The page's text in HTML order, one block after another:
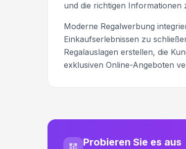
und die richtigen
Moderne Regalwerbung
Einkaufserlebnissen zu
Regalauslagen erstellen, die
exklusiven Online-Angeboten
Probieren Sie es aus